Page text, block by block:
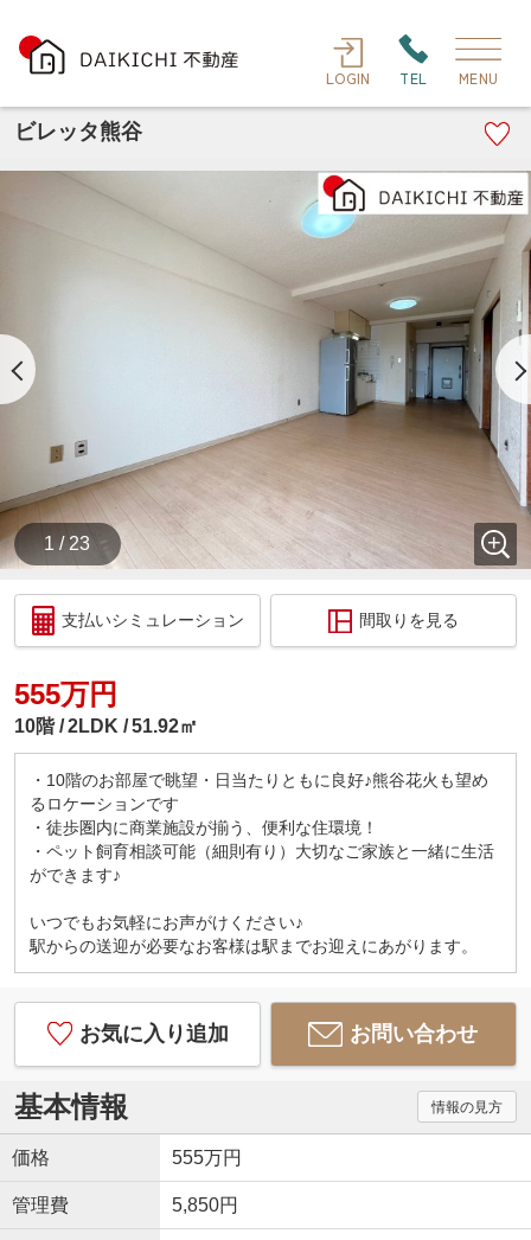
LOGIN TEL MENU
ビレッタ熊谷
1 / 23
支払いシミュレーション 間取りを見る
555万円
10階 2LDK 51.92㎡
・10階のお部屋で眺望・日当たりともに良好♪熊谷花火も望め
るロケーションです
・徒歩圏内に商業施設が揃う、便利な住環境！
・ペット飼育相談可能（細則有り）大切なご家族と一緒に生活
ができます♪
いつでもお気軽にお声がけください♪
駅からの送迎が必要なお客様は駅までお迎えにあがります。
お気に入り追加 お問い合わせ
基本情報 情報の見方
価格 555万円
管理費 5,850円